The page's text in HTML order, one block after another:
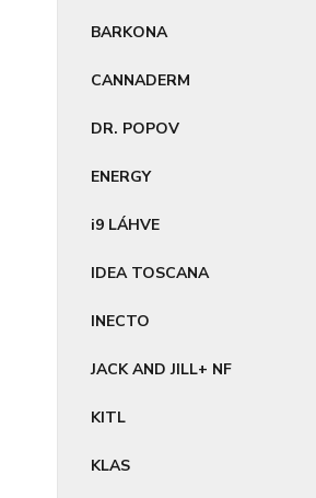
BARKONA
CANNADERM
DR. POPOV
ENERGY
i9 LÁHVE
IDEA TOSCANA
INECTO
JACK AND JILL+ NF
KITL
KLAS